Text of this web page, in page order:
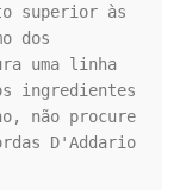
superior às
dos
uma linha
ingredientes
não procure
D'Addario